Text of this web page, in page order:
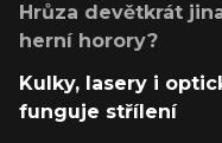
Hrůza devětkrát
herní horory?
Kulky, lasery i
funguje střílení